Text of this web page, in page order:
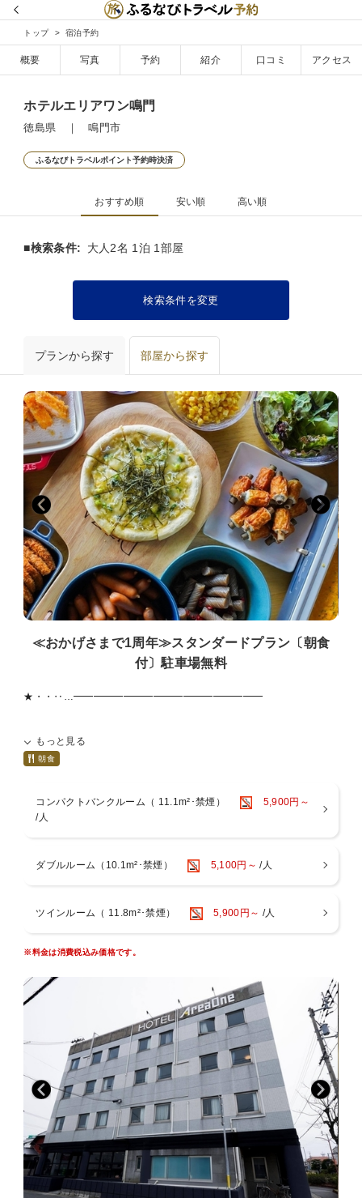
トップ 宿泊予約
概要 写真 予約 紹介 口コミ アクセス
ホテルエリアワン鳴門
徳島県 ｜ 鳴門市
ふるなびトラベルポイント予約時決済
おすすめ順 安い順 高い順
■検索条件: 大人2名 1泊 1部屋
検索条件を変更
プランから探す 部屋から探す
≪おかげさまで1周年≫スタンダードプラン〔朝食
付〕駐車場無料
★・・‥…━━━━━━━━━━━━━━━━━━━
感謝の気持ちを、最上の眠りと寛ぎに変えて。
スタイリッシュな客室で、心ゆくまでリラックス。
▼▼お部屋▼▼
￣￣￣￣￣￣￣
・個別空調
120cm幅のベッドに、複数の方が一緒にお休み頂く事になります。
▼▼ 朝食 ▼▼
￣￣￣￣￣￣￣￣
一日の活力となる朝ごはん
地元の食材を取り入れた和洋ビュッフェ♪
（※朝食ご利用者様が一定数に達しない際はプレートでの提供になる
場合がございます。）
【 営業時間 】
ＡＭ７：００〜ＡＭ９：００
※都合により、変更あり
【 ＭＥＮＵ 】
徳島県郷土料理・しらすピザ・スクランブルエッグ・ウインナー・グ
リーンサラダ
もっと見る
朝食
コンパクトバンクルーム（ 11.1m²･禁煙）
5,900円～
/人
ダブルルーム（10.1m²･禁煙） 5,100円～ /人
ツインルーム（ 11.8m²･禁煙） 5,900円～ /人
※料金は消費税込み価格です。